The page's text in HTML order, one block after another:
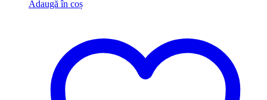
Adaugă în coș